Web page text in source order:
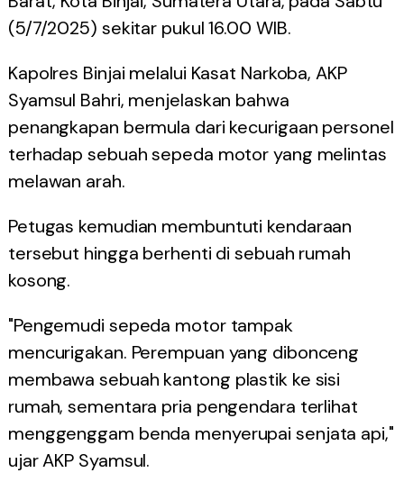
(5/7/2025) sekitar pukul 16.00 WIB.
Kapolres Binjai melalui Kasat Narkoba, AKP
Syamsul Bahri, menjelaskan bahwa
penangkapan bermula dari kecurigaan personel
terhadap sebuah sepeda motor yang melintas
melawan arah.
Petugas kemudian membuntuti kendaraan
tersebut hingga berhenti di sebuah rumah
kosong.
"Pengemudi sepeda motor tampak
mencurigakan. Perempuan yang dibonceng
membawa sebuah kantong plastik ke sisi
rumah, sementara pria pengendara terlihat
menggenggam benda menyerupai senjata api,"
ujar AKP Syamsul.